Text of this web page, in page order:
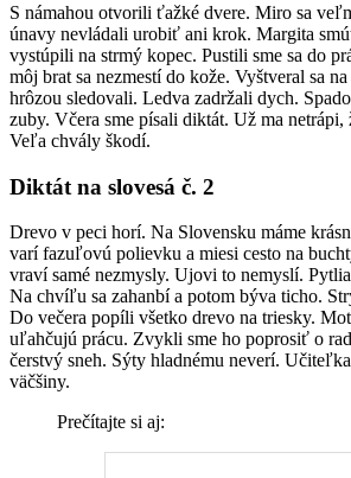
S námahou otvorili ťažké dvere. Miro sa
únavy nevládali urobiť ani krok. Margita
vystúpili na strmý kopec. Pustili sme sa do
môj brat sa nezmestí do kože. Vyštveral sa
hrôzou sledovali. Ledva zadržali dych.
zuby. Včera sme písali diktát. Už ma netrápi,
Veľa chvály škodí.
Diktát na slovesá č. 2
Drevo v peci horí. Na Slovensku máme
varí fazuľovú polievku a miesi cesto na
vraví samé nezmysly. Ujovi to nemyslí.
Na chvíľu sa zahanbí a potom býva ticho.
Do večera popíli všetko drevo na triesky.
uľahčujú prácu. Zvykli sme ho poprosiť o
čerstvý sneh. Sýty hladnému neverí.
väčšiny.
Prečítajte si aj: